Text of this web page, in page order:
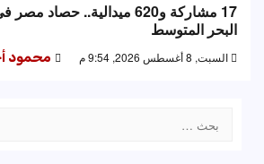
17 مشاركة و620 ميدالية..
البحر المتوسط
السبت, 8 أغسطس 2026, 9:54 م محمود
عن: